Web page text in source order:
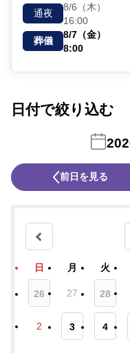
通夜
8/6（木）
16:00
葬儀
8/7（金）
8:00
日付で絞り込む
前日を見る
日 月 火
26 27 28
2 3 4